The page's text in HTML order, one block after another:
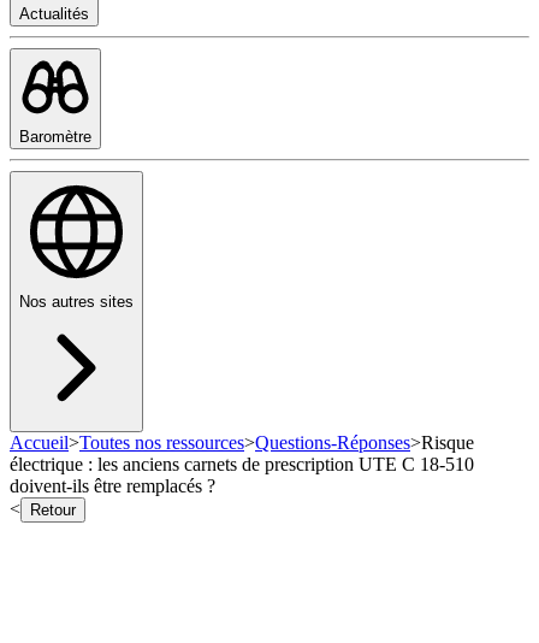
Actualités
Baromètre
Nos autres sites
Accueil>Toutes nos ressources>Questions-Réponses>Risque
électrique : les anciens carnets de prescription UTE C 18-510
doivent-ils être remplacés ?
<
Retour